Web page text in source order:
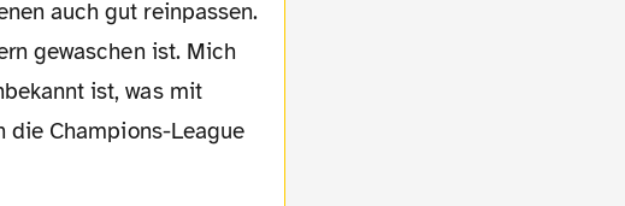
auch gut reinpassen.
gewaschen ist. Mich
ist, was mit
die Champions-League